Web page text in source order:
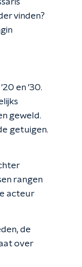
vinden?
en ’30.
geweld.
getuigen.
rangen
acteur
de
over